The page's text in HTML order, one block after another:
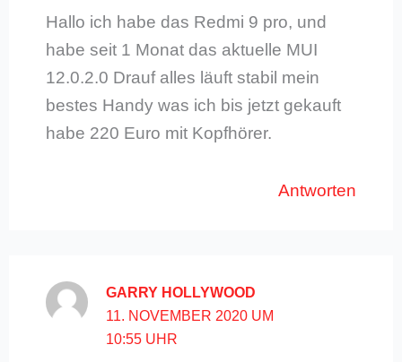
Hallo ich habe das Redmi 9 pro, und
habe seit 1 Monat das aktuelle MUI
12.0.2.0 Drauf alles läuft stabil mein
bestes Handy was ich bis jetzt gekauft
habe 220 Euro mit Kopfhörer.
Antworten
GARRY HOLLYWOOD
11. NOVEMBER 2020 UM
10:55 UHR